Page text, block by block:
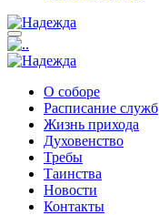
О соборе
Расписание служб
Жизнь прихода
Духовенство
Требы
Таинства
Новости
Контакты